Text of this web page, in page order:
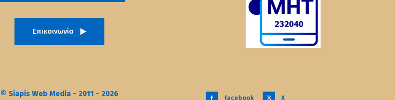
Επικοινωνία
© Siapis Web Media - 2011 - 2026 Facebook X